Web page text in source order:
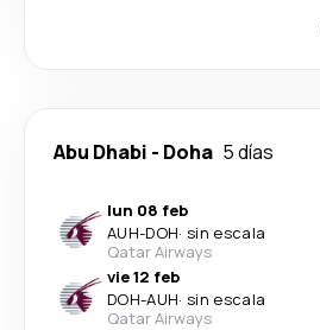
Abu Dhabi - Doha 5 días
lun 08 feb
AUH-DOH· sin escala
Qatar Airways
vie 12 feb
DOH-AUH· sin escala
Qatar Airways